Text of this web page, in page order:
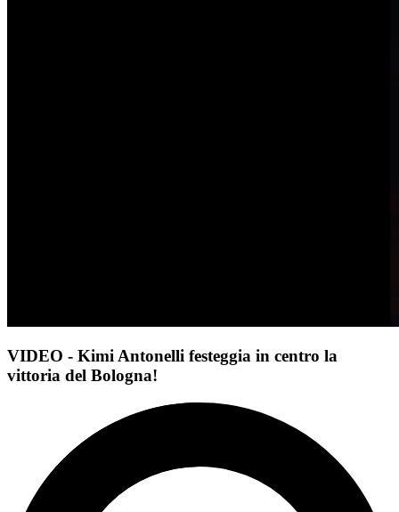
VIDEO - Kimi Antonelli festeggia in centro la
vittoria del Bologna!